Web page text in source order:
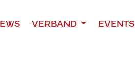
VERBAND EVENTS